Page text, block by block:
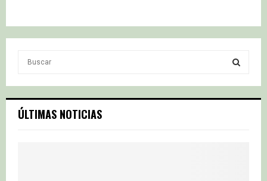
c
h
S
ÚLTIMAS NOTICIAS